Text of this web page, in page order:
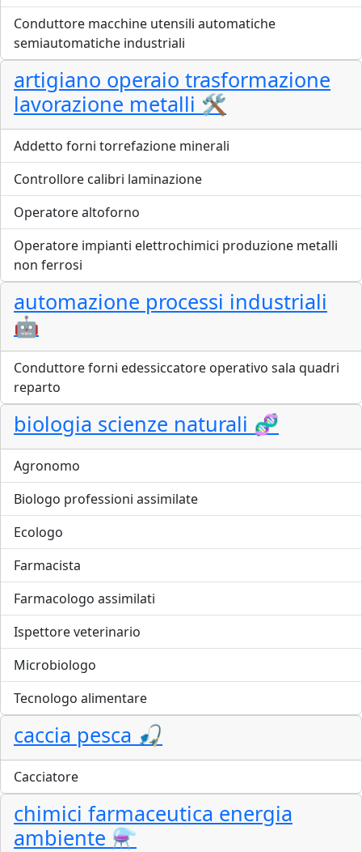
Conduttore macchine utensili automatiche
semiautomatiche industriali
artigiano operaio trasformazione
lavorazione metalli 🛠️
Addetto forni torrefazione minerali
Controllore calibri laminazione
Operatore altoforno
Operatore impianti elettrochimici produzione metalli
non ferrosi
automazione processi industriali
🤖
Conduttore forni edessiccatore operativo sala quadri
reparto
biologia scienze naturali 🧬
Agronomo
Biologo professioni assimilate
Ecologo
Farmacista
Farmacologo assimilati
Ispettore veterinario
Microbiologo
Tecnologo alimentare
caccia pesca 🎣
Cacciatore
chimici farmaceutica energia
ambiente ⚗️